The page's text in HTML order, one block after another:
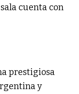
cuenta con
prestigiosa
y